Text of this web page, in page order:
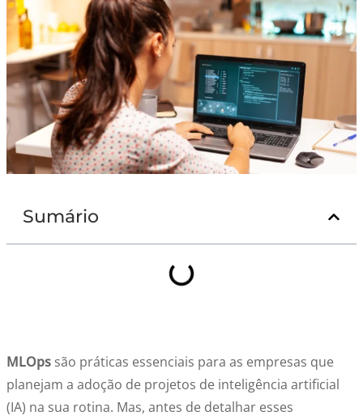
Sumário
MLOps são práticas essenciais para as empresas que
planejam a adoção de projetos de inteligência artificial
(IA) na sua rotina. Mas, antes de detalhar esses